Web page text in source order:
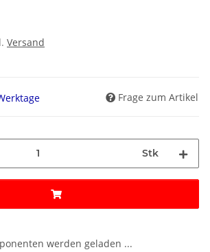
Versand
Frage zum Artikel
Stk
werden geladen ...